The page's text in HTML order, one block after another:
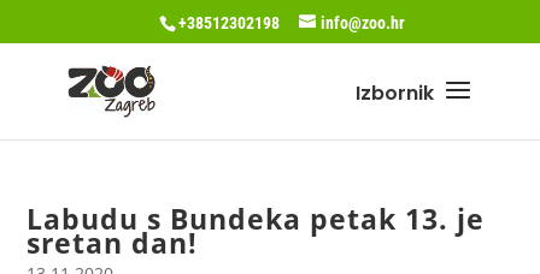
+38512302198 info@zoo.hr
Labudu s Bundeka petak 13. je
sretan dan!